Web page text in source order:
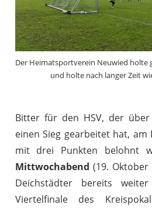
Der Heimatsportverein Neuwied holte
und holte nach langer Zeit
Bitter für den HSV, der
einen Sieg gearbeitet hat,
mit drei Punkten belohnt
Mittwochabend (19.
Deichstädter bereits
Viertelfinale des